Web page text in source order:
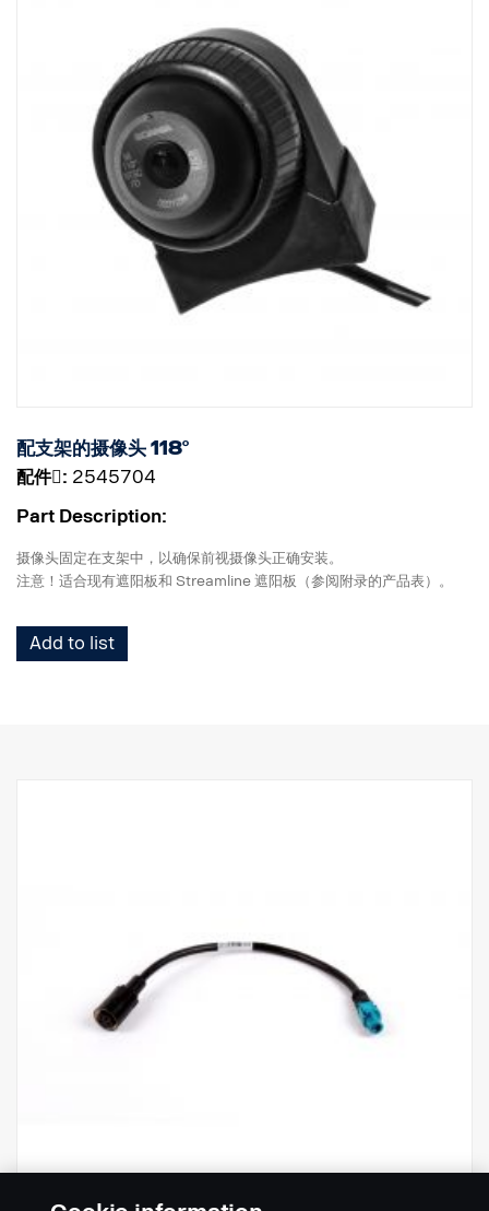
配支架的摄像头 118°
配件􀌸: 2545704
Part Description:
摄像头固定在支架中，以确保前视摄像头正确安装。
注意！适合现有遮阳板和 Streamline 遮阳板（参阅附录的产品表）。
Add to list